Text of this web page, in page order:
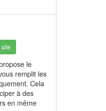
le
remplit les
Cela
à des
en même